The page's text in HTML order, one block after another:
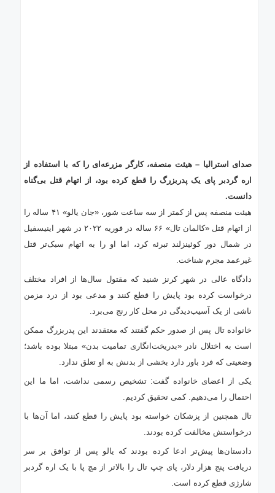
صدای استرالیا – هیئت منصفه، کارگر مزرعه‌ای را که با استفاده از
اره گردبر پای یک پدربزرگ را قطع کرده بود، از اتهام قتل بی‌گناه
دانست.
هیئت منصفه پس از کمتر از سه ساعت شور، «جان یالو» ۴۱ ساله را
از اتهام قتل «کالمان تال» ۶۶ ساله در فوریه ۲۰۲۲ در شهر اینیسفیل
در شمال دور کوئینزلند تبرئه کرد، اما او را به اتهام سبک‌تر قتل
غیرعمد مجرم شناخت.
دادگاه عالی در شهر کرنز شنید که مقتول سال‌ها از افراد مختلف
درخواست کرده بود پایش را قطع کنند و مدعی بود از درد مزمن
ناشی از یک آسیب‌دیدگی در محل کار رنج می‌برد.
خانواده تال پس از صدور حکم گفتند که معتقدند این پدربزرگ ممکن
است به اختلال نادر «بدریخت‌انگاری تمامیت بدن» مبتلا بوده باشد؛
وضعیتی که فرد باور دارد بخشی از بدنش به او تعلق ندارد.
یکی از اعضای خانواده گفت: تشخیص رسمی نداشت، اما ما این
احتمال را می‌دهیم. کمی تحقیق کردیم.
تال همچنین از پزشکان خواسته بود پایش را قطع کنند، اما آن‌ها با
درخواستش مخالفت کرده بودند.
دادستان‌ها پیش‌تر ادعا کرده بودند که یالو پس از توافق بر سر
دریافت پنج هزار دلار، پای چپ تال را بالاتر از مچ پا با یک اره گردبر
شارژی قطع کرده است.